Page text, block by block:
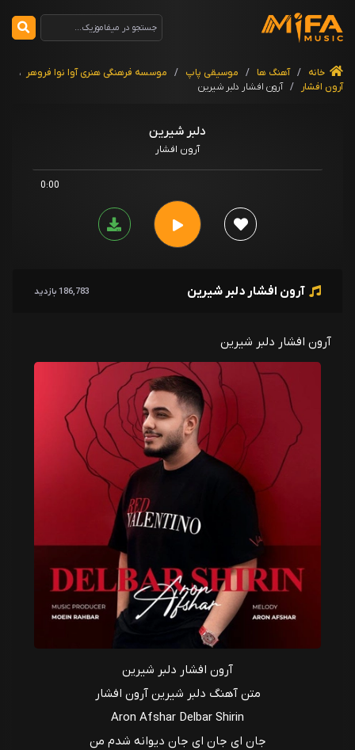
خانه / آهنگ ها / موسیقی پاپ / موسسه فرهنگی هنری آوا نوا فروهر ،
آرون افشار
/ آرون افشار دلبر شیرین
دلبر شیرین
آرون افشار
0:00
آرون افشار دلبر شیرین 186,783 بازدید
آرون افشار دلبر شیرین
آرون افشار دلبر شیرین
متن آهنگ دلبر شیرین آرون افشار
Aron Afshar Delbar Shirin
جان ای جان ای جان دیوانه شدم من